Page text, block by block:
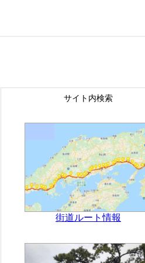
サイト内検索
街道ルート情報